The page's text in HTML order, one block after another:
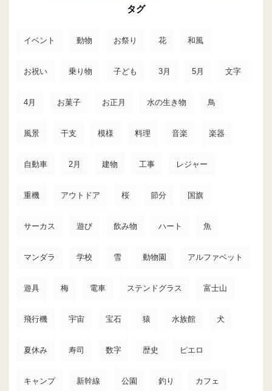
タグ
イベント 動物 お祭り 花 和風
お祝い 乗り物 子ども 3月 5月 文字
4月 お菓子 お正月 水の生き物 鳥
風景 干支 模様 料理 音楽 楽器
自動車 2月 建物 工事 レジャー
重機 アウトドア 桜 節分 国旗
サーカス 遊び 飲み物 ハート 魚
マンダラ 学校 雪 動物園 アルファベット
遊具 梅 電車 ステンドグラス 富士山
飛行機 宇宙 宝石 猿 水族館 犬
夏休み 寿司 数字 歴史 ピエロ
キャンプ 新幹線 公園 釣り カフェ